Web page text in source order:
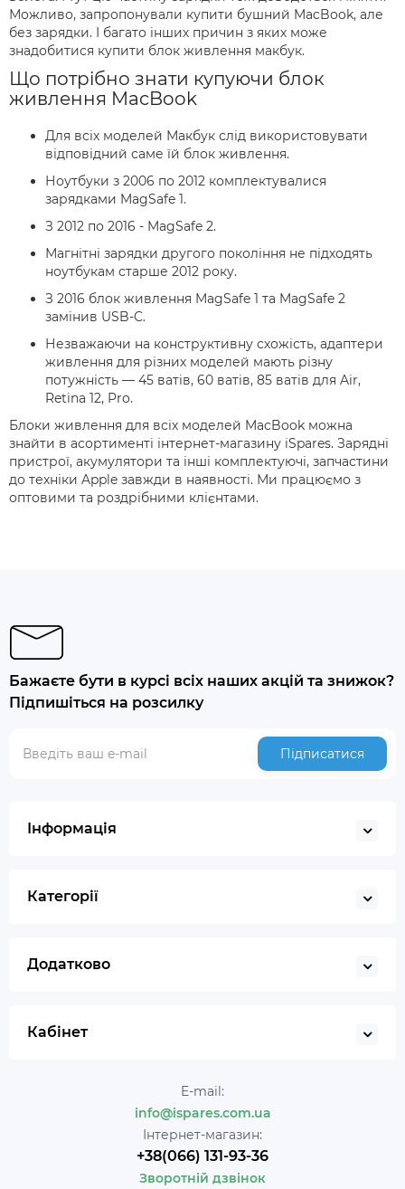
Можливо, запропонували купити бушний MacBook, але
без зарядки. І багато інших причин з яких може
знадобитися купити блок живлення макбук.
Що потрібно знати купуючи блок
живлення MacBook
Для всіх моделей Макбук слід використовувати
відповідний саме їй блок живлення.
Ноутбуки з 2006 по 2012 комплектувалися
зарядками MagSafe 1.
З 2012 по 2016 - MagSafe 2.
Магнітні зарядки другого покоління не підходять
ноутбукам старше 2012 року.
З 2016 блок живлення MagSafe 1 та MagSafe 2
замінив USB-C.
Незважаючи на конструктивну схожість, адаптери
живлення для різних моделей мають різну
потужність — 45 ватів, 60 ватів, 85 ватів для Air,
Retina 12, Pro.
Блоки живлення для всіх моделей MacBook можна
знайти в асортименті інтернет-магазину iSpares. Зарядні
пристрої, акумулятори та інші комплектуючі, запчастини
до техніки Apple завжди в наявності. Ми працюємо з
оптовими та роздрібними клієнтами.
Бажаєте бути в курсі всіх наших акцій та знижок?
Підпишіться на розсилку
Підписатися
Інформація
Категорії
Додатково
Кабінет
E-mail:
info@ispares.com.ua
Інтернет-магазин:
+38(066) 131-93-36
Зворотній дзвінок